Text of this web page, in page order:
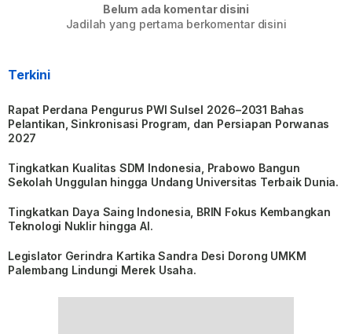
Belum ada komentar disini
Jadilah yang pertama berkomentar disini
Terkini
Rapat Perdana Pengurus PWI Sulsel 2026–2031 Bahas
Pelantikan, Sinkronisasi Program, dan Persiapan Porwanas
2027
Tingkatkan Kualitas SDM Indonesia, Prabowo Bangun
Sekolah Unggulan hingga Undang Universitas Terbaik Dunia.
Tingkatkan Daya Saing Indonesia, BRIN Fokus Kembangkan
Teknologi Nuklir hingga AI.
Legislator Gerindra Kartika Sandra Desi Dorong UMKM
Palembang Lindungi Merek Usaha.